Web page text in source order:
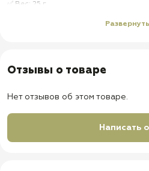
✅ Вес: 25 г
✅ Комплектация: 2 шт. в блистере
✅ Формат: маленький и лёгкий
на снаряжении
снаряжения и элементов тактической
✅ Применение: подходит для туризма,
пейнтбола, походов и повседневного
✅ Важно: не использовать как
Развернуть
Отзывы о товаре
Нет отзывов об этом товаре.
Написать